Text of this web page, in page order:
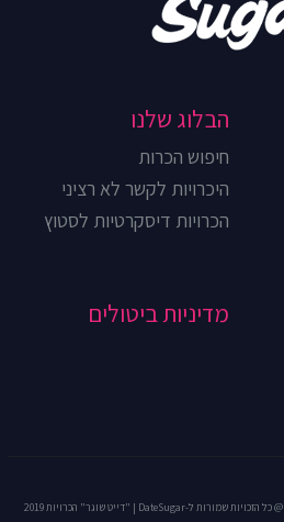
הבלוג שלנו
חיפוש הכרות
היכרויות לקשר לא רציני
הכרויות דיסקרטיות לסטוץ
מדיניות ביטולים
@ כל הזכויות שמורות ל-DateSugar | "דייט שוגר" הכרויות 2019